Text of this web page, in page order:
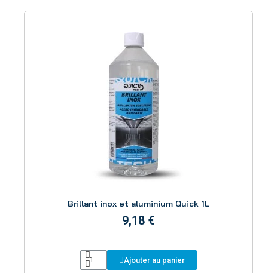
Brillant inox et aluminium Quick 1L
9,18 €
Ajouter au panier